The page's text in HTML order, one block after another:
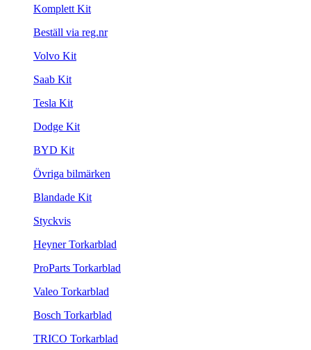
Komplett Kit
Beställ via reg.nr
Volvo Kit
Saab Kit
Tesla Kit
Dodge Kit
BYD Kit
Övriga bilmärken
Blandade Kit
Styckvis
Heyner Torkarblad
ProParts Torkarblad
Valeo Torkarblad
Bosch Torkarblad
TRICO Torkarblad